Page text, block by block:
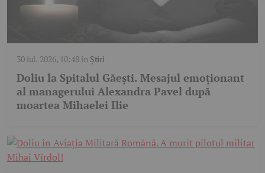
30 iul. 2026, 10:48în Știri
Doliu la Spitalul Găești. Mesajul emoționant
al managerului Alexandra Pavel după
moartea Mihaelei Ilie